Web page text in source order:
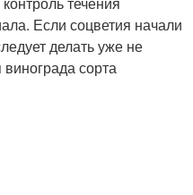
Если соцветия начали
делать уже не
сорта